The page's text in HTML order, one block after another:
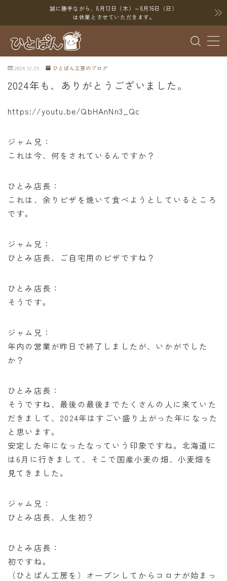
誠に勝手ながら、8月13日（木）～8月16日（日）
は休業とさせていただきます。
MENU
ブログ
YouTube
X（Twitter）
Instagram
ポイント
アクセス
求人
2024.12.25 ひとぱん工房のブログ
2024年も、ありがとうございました。
https://youtu.be/QbHAnNn3_Qc
ジャム兄：
これは今、何をされているんですか？
ひとみ店長：
これは、余りピザを焼いて食べようとしているところ
です。
ジャム兄：
ひとみ店長、ご自宅用のピザですね？
ひとみ店長：
そうです。
ジャム兄：
年内の営業が昨日で終了しましたが、いかがでした
か？
ひとみ店長：
そうですね、最後の最後までたくさんの人に来ていた
だきまして、2024年はすごい盛り上がった年になった
と思います。
安定した年になったなっていう印象ですね。北海道に
は6月に行きまして、そこで国産小麦の畑、小麦畑を
見てきました。
ジャム兄：
ひとみ店長、人生初？
ひとみ店長：
初ですね。
（ひとぱん工房を）オープンしてからコロナが始まっ